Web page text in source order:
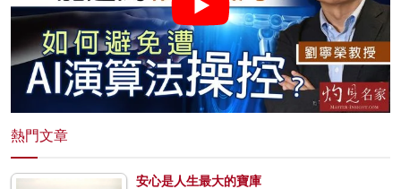
熱門文章
安心是人生最大的寶庫